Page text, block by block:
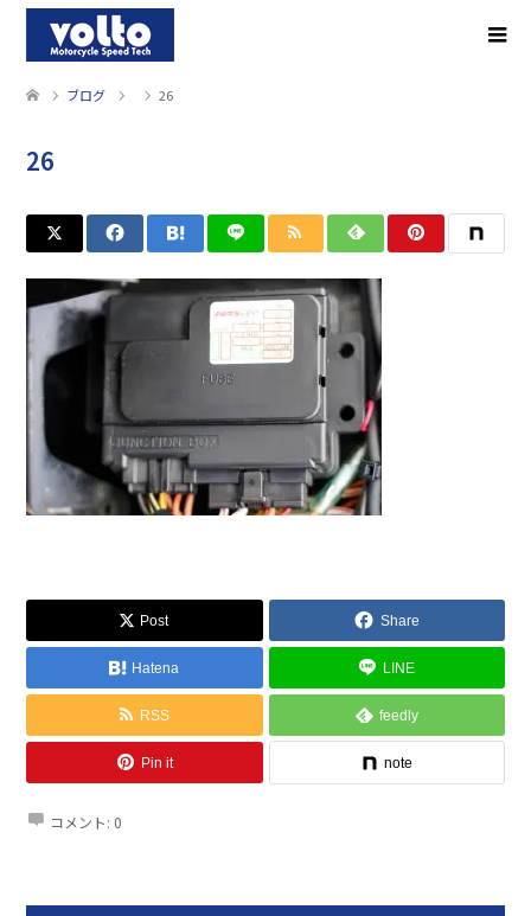
ブログ 26
26
Post Share
Hatena LINE
RSS feedly
Pin it note
コメント: 0